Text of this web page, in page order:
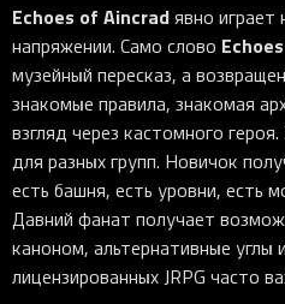
Echoes of Aincradявно играет
напряжении. Само слово Echoes
музейный пересказ, а
знакомые правила, знакомая
взгляд через кастомного
для разных групп. Новичок
есть башня, есть уровни, есть
Давний фанат получает
каноном, альтернативные
лицензированных JRPG часто